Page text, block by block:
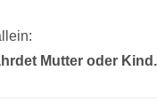
Mutter oder Kind.